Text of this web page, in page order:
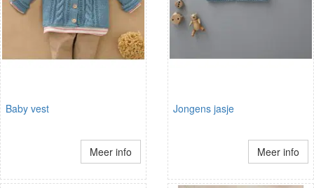
Baby vest
Meer info
Jongens jasje
Meer info